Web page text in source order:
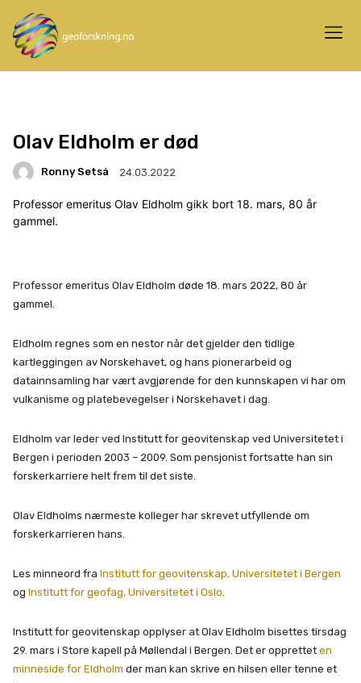
Olav Eldholm er død
Ronny Setså 24.03.2022
Professor emeritus Olav Eldholm gikk bort 18. mars, 80 år
gammel.
Professor emeritus Olav Eldholm døde 18. mars 2022, 80 år
gammel.
Eldholm regnes som en nestor når det gjelder den tidlige
kartleggingen av Norskehavet, og hans pionerarbeid og
datainnsamling har vært avgjørende for den kunnskapen vi har om
vulkanisme og platebevegelser i Norskehavet i dag.
Eldholm var leder ved Institutt for geovitenskap ved Universitetet i
Bergen i perioden 2003 – 2009. Som pensjonist fortsatte han sin
forskerkarriere helt frem til det siste.
Olav Eldholms nærmeste kolleger har skrevet utfyllende om
forskerkarrieren hans.
Les minneord fra Institutt for geovitenskap, Universitetet i Bergen
og Institutt for geofag, Universitetet i Oslo
Institutt for geovitenskap opplyser at Olav Eldholm bisettes tirsdag
29. mars i Store kapell på Møllendal i Bergen. Det er opprettet en
minneside for Eldholm der man kan skrive en hilsen eller tenne et